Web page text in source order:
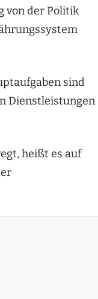
von der Politik
sind
Dienstleistungen
heißt es auf